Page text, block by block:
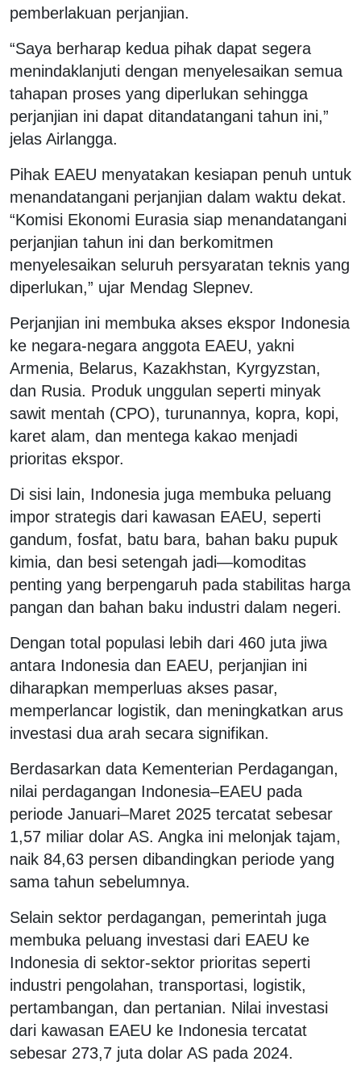
pemberlakuan perjanjian.
“Saya berharap kedua pihak dapat segera
menindaklanjuti dengan menyelesaikan semua
tahapan proses yang diperlukan sehingga
perjanjian ini dapat ditandatangani tahun ini,”
jelas Airlangga.
Pihak EAEU menyatakan kesiapan penuh untuk
menandatangani perjanjian dalam waktu dekat.
“Komisi Ekonomi Eurasia siap menandatangani
perjanjian tahun ini dan berkomitmen
menyelesaikan seluruh persyaratan teknis yang
diperlukan,” ujar Mendag Slepnev.
Perjanjian ini membuka akses ekspor Indonesia
ke negara-negara anggota EAEU, yakni
Armenia, Belarus, Kazakhstan, Kyrgyzstan,
dan Rusia. Produk unggulan seperti minyak
sawit mentah (CPO), turunannya, kopra, kopi,
karet alam, dan mentega kakao menjadi
prioritas ekspor.
Di sisi lain, Indonesia juga membuka peluang
impor strategis dari kawasan EAEU, seperti
gandum, fosfat, batu bara, bahan baku pupuk
kimia, dan besi setengah jadi—komoditas
penting yang berpengaruh pada stabilitas harga
pangan dan bahan baku industri dalam negeri.
Dengan total populasi lebih dari 460 juta jiwa
antara Indonesia dan EAEU, perjanjian ini
diharapkan memperluas akses pasar,
memperlancar logistik, dan meningkatkan arus
investasi dua arah secara signifikan.
Berdasarkan data Kementerian Perdagangan,
nilai perdagangan Indonesia–EAEU pada
periode Januari–Maret 2025 tercatat sebesar
1,57 miliar dolar AS. Angka ini melonjak tajam,
naik 84,63 persen dibandingkan periode yang
sama tahun sebelumnya.
Selain sektor perdagangan, pemerintah juga
membuka peluang investasi dari EAEU ke
Indonesia di sektor-sektor prioritas seperti
industri pengolahan, transportasi, logistik,
pertambangan, dan pertanian. Nilai investasi
dari kawasan EAEU ke Indonesia tercatat
sebesar 273,7 juta dolar AS pada 2024.